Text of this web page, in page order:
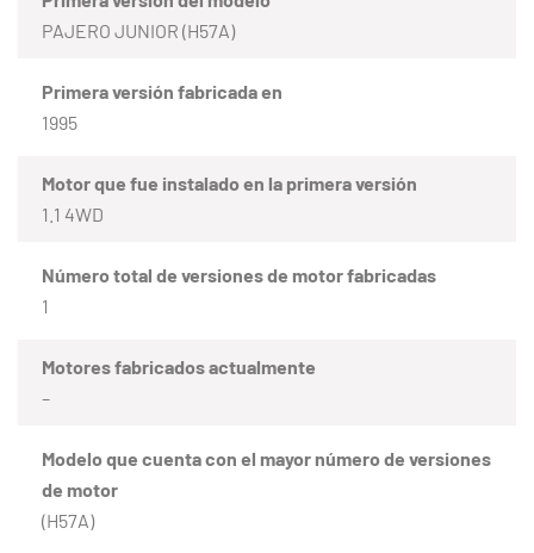
PAJERO JUNIOR (H57A)
Primera versión fabricada en
1995
Motor que fue instalado en la primera versión
1.1 4WD
Número total de versiones de motor fabricadas
1
Motores fabricados actualmente
–
Modelo que cuenta con el mayor número de versiones
de motor
(H57A)